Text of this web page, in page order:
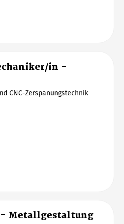
in -
CNC-Zerspanungstechnik
Metallgestaltung